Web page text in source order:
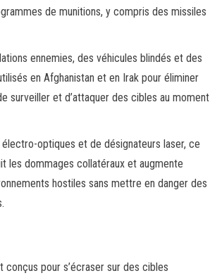
de munitions, y compris des missiles
ennemies, des véhicules blindés et des
en Afghanistan et en Irak pour éliminer
surveiller et d’attaquer des cibles au moment
optiques et de désignateurs laser, ce
les dommages collatéraux et augmente
hostiles sans mettre en danger des
pour s’écraser sur des cibles